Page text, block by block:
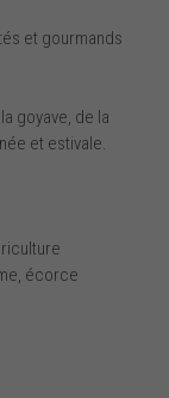
et gourmands
goyave, de la
et estivale.
écorce